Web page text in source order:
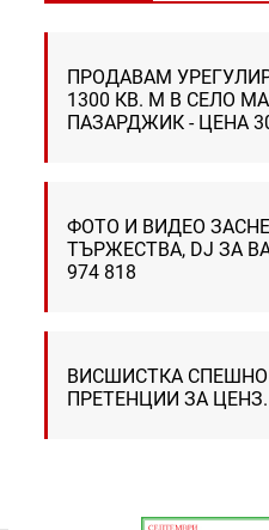
ПРОДАВАМ
1300 КВ. М В СЕЛО
ПАЗАРДЖИК - ЦЕНА
ФОТО И ВИДЕО
ТЪРЖЕСТВА, DJ ЗА
974 818
ВИСШИСТКА СПЕШНО
ПРЕТЕНЦИИ ЗА ЦЕНЗ.